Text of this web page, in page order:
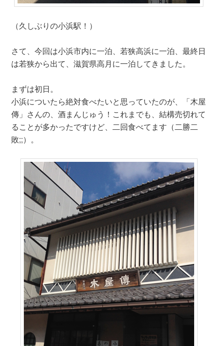
（久しぶりの小浜駅！）
さて、今回は小浜市内に一泊、若狭高浜に一泊、最終日
は若狭から出て、滋賀県高月に一泊してきました。
まずは初日。
小浜についたら絶対食べたいと思っていたのが、「木屋
傳」さんの、酒まんじゅう！これまでも、結構売切れて
ることが多かったですけど、二回食べてます（二勝二
敗;;）。